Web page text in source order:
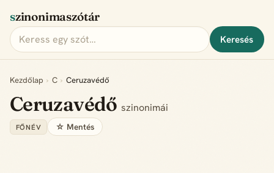
szinonimaszótár
Keresés
Kezdőlap › C › Ceruzavédő
Ceruzavédő szinonimái
FŐNÉV ☆ Mentés